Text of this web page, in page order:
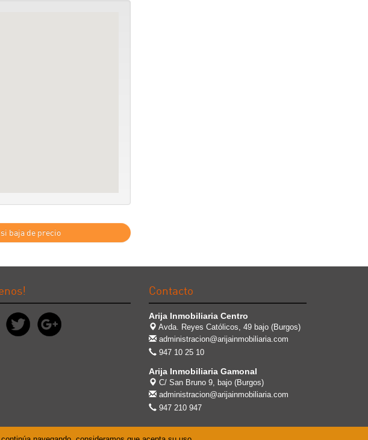
baja de precio
Contacto
Arija Inmobiliaria Centro
Avda. Reyes Católicos, 49 bajo (Burgos)
administracion@arijainmobiliaria.com
947 10 25 10
Arija Inmobiliaria Gamonal
C/ San Bruno 9, bajo (Burgos)
administracion@arijainmobiliaria.com
947 210 947